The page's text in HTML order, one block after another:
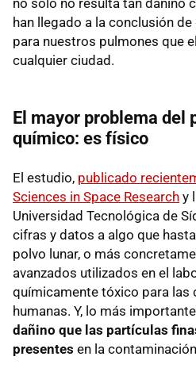
han llegado a la conclusión
para nuestros pulmones que
cualquier ciudad.
El mayor problema del
químico: es físico
El estudio, publicado
Sciences in Space Research y
Universidad Tecnológica de
cifras y datos a algo que
polvo lunar, o más
avanzados utilizados en el
químicamente tóxico para las
humanas. Y, lo más
dañino que las partículas
presentes en la